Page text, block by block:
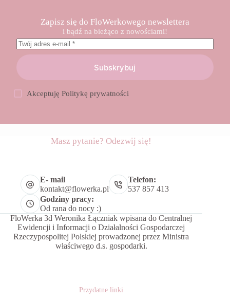
Zapisz się do FloWerkowego newslettera
i bądź na bieżąco z nowościami!
Subskrybuj
AkceptujęPolitykę prywatności
Masz pytanie? Odezwij się!
E- mail
kontakt@flowerka.pl
Telefon:
537 857 413
Godziny pracy:
Od rana do nocy :)
FloWerka 3d Weronika Łączniak wpisana do Centralnej
Ewidencji i Informacji o Działalności Gospodarczej
Rzeczypospolitej Polskiej prowadzonej przez Ministra
właściwego d.s. gospodarki.
Przydatne linki